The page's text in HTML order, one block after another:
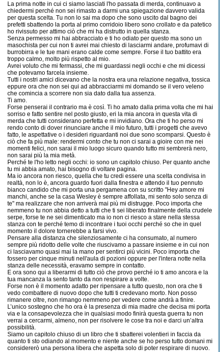
La prima notte in cui ci siamo lasciati l'ho passata di merda, continuavo a
chiedermi perché non sei rimasto a darmi una spiegazione davvero valida
per questa scelta. Tu non lo sai ma dopo che sono uscito dal bagno dei
prefetti sbattendo la porta al primo corridoio libero sono crollato e da patetico
ho rivissuto per attimo ciò che mi ha distrutto in quella stanza.
Senza permesso mi hai abbracciato e ti ho odiato per questo ma sono un
masochista per cui non ti avrei mai chiesto di lasciarmi andare, profumavi di
burrobirra e le tue mani erano calde come sempre. Forse il tuo battito era
troppo calmo, molto più rispetto al mio.
Avrei voluto che mi fermassi, che mi guardassi negli occhi e che mi dicessi
che potevamo farcela insieme.
Tutti i nostri amici dicevano che la nostra era una relazione negativa, tossica
eppure ora che non sei qui ad abbracciarmi mi domando se il vero veleno
che comincia a scorrere non sia dato dalla tua assenza.
Ti amo.
Forse penserai il contrario ma è così. Ti ho amato dalla prima volta che mi hai
sorriso e fatto sentire nel posto giusto, eri la mia ancora in questa vita di
merda che tutti considerano perfetta e mi invidiano. Ora che ti ho perso mi
rendo conto di dover rinunciare anche il mio futuro, tutti i progetti che avevo
fatto, le aspettative o i desideri riguardanti noi due sono scomparsi. Questo è
ciò che fa più male: rendermi conto che tu non ci sarai a gioire con me nei
momenti felici, non sarai il mio luogo sicuro quando tutto mi sembrerà nero,
non sarai più la mia metà.
Perché te l'ho letto negli occhi: io sono un capitolo chiuso. Per quanto anche
tu mi abbia amato, hai bisogno di voltare pagina.
Ma io ancora non riesco, quella che tu credi essere una scelta condivisa in
realtà, non lo è, ancora guardo fuori dalla finestra e attendo il tuo pennuto
bianco candido che mi porta una pergamena con su scritto "Hey amore mi
manchi, anche se la casa Wesley è sempre affollata, mi sento solo senza di
te" ma realizzare che non arriverà mai più mi distrugge. Poco importa che
nemmeno tu non abbia detto a tutti che ti sei liberato finalmente della crudele
serpe, forse te ne sei dimenticato ma io non ci riesco a stare nella stessa
stanza con te perché temo di incontrare i tuoi occhi perché so che in quel
momento il dolore tornerebbe a farsi vivo.
Pensare alla distanza che silenziosamente ci ha consumato, al numero
sempre più ridotto delle volte che riuscivamo a passare insieme e in cui non
ci lasciavamo quasi mai la mano per sentirci più vicini. Poco importa che
fossero per cinque minuti nell'aula di pozioni oppure per l'intera notte nella
stanza delle necessità, eravamo sempre in contatto.
E ora sono qui a liberarmi di tutto ciò che provo perché io ti amo ancora e la
tua mancanza la sento tanto da non respirare a volte.
Forse non è il momento adatto per ripensare a tutto questo, non ora che ti
vedo combattere di nuovo dopo che tutti ti credevano morto. Non posso
rimanere oltre, non rimango nemmeno per vedere come andrà a finire.
L’unico sostegno che ho ora è la presenza di mia madre che decisa mi porta
via e la consapevolezza che in qualsiasi modo finirà questa guerra tu non
verrai a cercarmi, almeno, non per risolvere le cose tra noi e darci un’altra
possibilità.
Siamo un capitolo chiuso di un libro che ti sbatterei volentieri in faccia da
quanto ti sto odiando al momento e niente anche se ho perso tutto domani mi
considererò una persona libera che aspetta solo di poter respirare di nuovo.